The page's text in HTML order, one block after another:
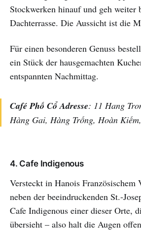
Stockwerken hinauf und geh weiter
Dachterrasse. Die Aussicht ist die
Für einen besonderen Genuss
ein Stück der hausgemachten
entspannten Nachmittag.
Café Phố Cổ Adresse: 11 Hang
Hàng Gai, Hàng Trống, Hoàn
4. Cafe Indigenous
Versteckt in Hanois
neben der beeindruckenden St.-
Cafe Indigenous einer dieser Orte,
übersieht – also halt die Augen